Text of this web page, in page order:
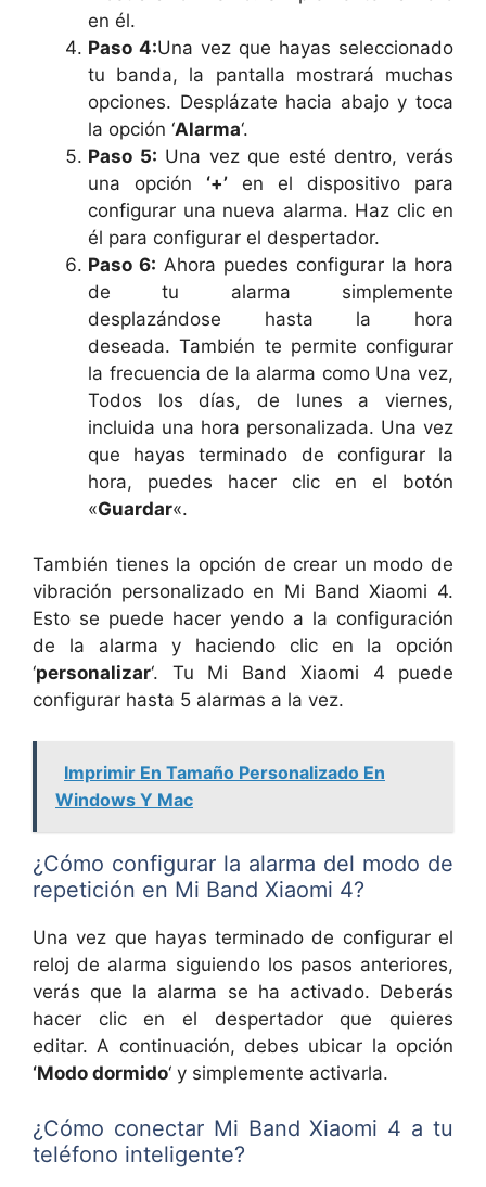
en él.
Paso 4:Una vez que hayas seleccionado
tu banda, la pantalla mostrará muchas
opciones. Desplázate hacia abajo y toca
la opción ‘Alarma‘.
Paso 5: Una vez que esté dentro, verás
una opción ‘+’ en el dispositivo para
configurar una nueva alarma. Haz clic en
él para configurar el despertador.
Paso 6: Ahora puedes configurar la hora
de tu alarma simplemente
desplazándose hasta la hora
deseada. También te permite configurar
la frecuencia de la alarma como Una vez,
Todos los días, de lunes a viernes,
incluida una hora personalizada. Una vez
que hayas terminado de configurar la
hora, puedes hacer clic en el botón
«Guardar«.
También tienes la opción de crear un modo de
vibración personalizado en Mi Band Xiaomi 4.
Esto se puede hacer yendo a la configuración
de la alarma y haciendo clic en la opción
‘personalizar‘. Tu Mi Band Xiaomi 4 puede
configurar hasta 5 alarmas a la vez.
Imprimir En Tamaño Personalizado En
Windows Y Mac
¿Cómo configurar la alarma del modo de
repetición en Mi Band Xiaomi 4?
Una vez que hayas terminado de configurar el
reloj de alarma siguiendo los pasos anteriores,
verás que la alarma se ha activado. Deberás
hacer clic en el despertador que quieres
editar. A continuación, debes ubicar la opción
‘Modo dormido‘ y simplemente activarla.
¿Cómo conectar Mi Band Xiaomi 4 a tu
teléfono inteligente?